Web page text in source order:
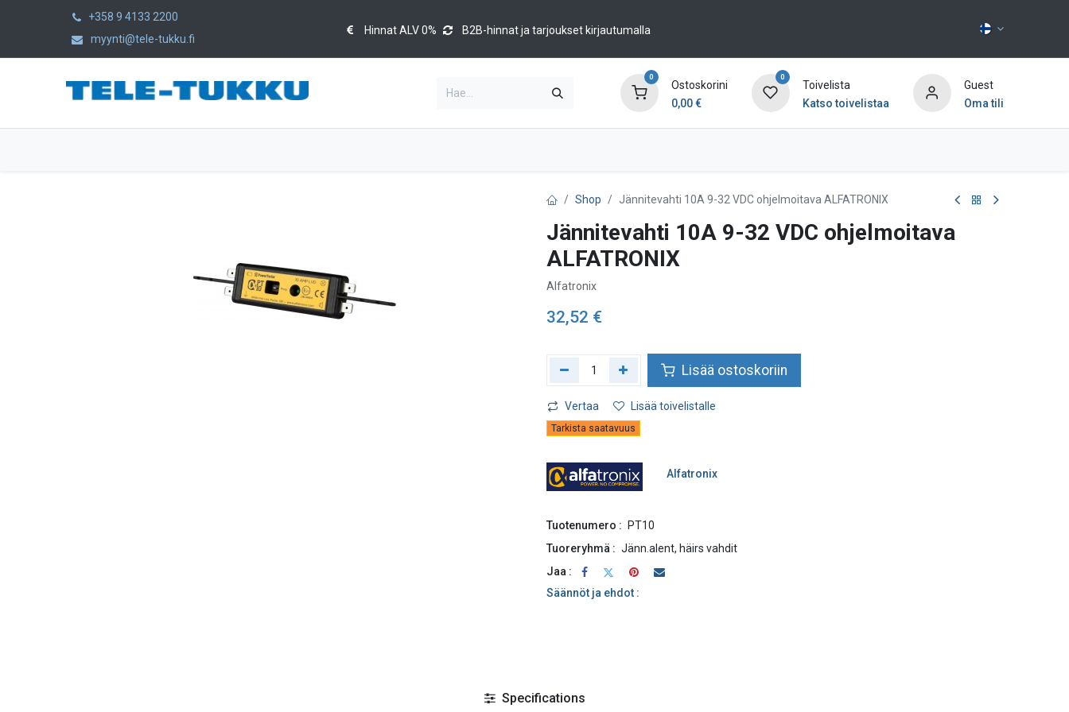
+358 9 4133 2200
myynti@tele-tukku.fi
Hinnat ALV 0% B2B-hinnat ja tarjoukset kirjautumalla
0
Ostoskorini
0,00€
0
Toivelista
Katso toivelistaa
Guest
Oma tili
Shop Jännitevahti 10A 9-32 VDC ohjelmoitava ALFATRONIX
Jännitevahti 10A 9-32 VDC ohjelmoitava
ALFATRONIX
Alfatronix
32,52 €
Lisää ostoskoriin
Vertaa Lisää toivelistalle
Tarkista saatavuus
Alfatronix
Tuotenumero :
PT10
Tuoreryhmä : Jänn.alent, häirs vahdit
Jaa :
Säännöt ja ehdot :
Specifications